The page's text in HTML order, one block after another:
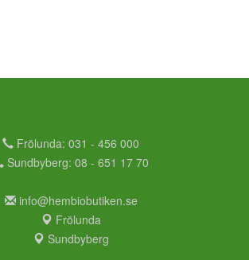
Frölunda: 031 - 456 000
Sundbyberg: 08 - 651 17 70
info@hembiobutiken.se
Frölunda
Sundbyberg